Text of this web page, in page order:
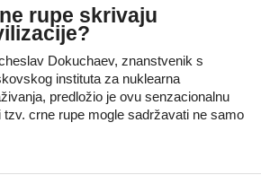
rupe skrivaju
Dokuchaev, znanstvenik s
instituta za nuklearna
predložio je ovu senzacionalnu
tzv. crne rupe mogle sadržavati ne samo